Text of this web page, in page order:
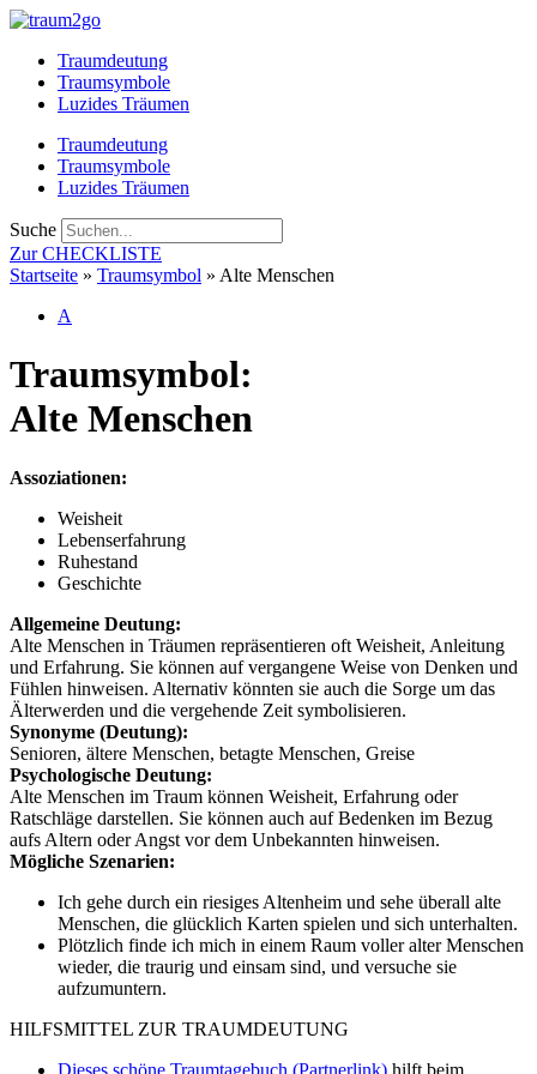
Zum
springenTraumdeutung
Traumsymbole
Luzides Träumen
Traumdeutung
Traumsymbole
Luzides Träumen
Suche
Zur CHECKLISTE
Startseite » Traumsymbol » Alte Menschen
A
Traumsymbol:
Alte Menschen
Assoziationen:
Weisheit
Lebenserfahrung
Ruhestand
Geschichte
Allgemeine Deutung:
Alte Menschen in Träumen repräsentieren oft Weisheit, Anleitung
und Erfahrung. Sie können auf vergangene Weise von Denken und
Fühlen hinweisen. Alternativ könnten sie auch die Sorge um das
Älterwerden und die vergehende Zeit symbolisieren.
Synonyme (Deutung):
Senioren, ältere Menschen, betagte Menschen, Greise
Psychologische Deutung:
Alte Menschen im Traum können Weisheit, Erfahrung oder
Ratschläge darstellen. Sie können auch auf Bedenken im Bezug
aufs Altern oder Angst vor dem Unbekannten hinweisen.
Mögliche Szenarien:
Ich gehe durch ein riesiges Altenheim und sehe überall alte
Menschen, die glücklich Karten spielen und sich unterhalten.
Plötzlich finde ich mich in einem Raum voller alter Menschen
wieder, die traurig und einsam sind, und versuche sie
aufzumuntern.
HILFSMITTEL ZUR TRAUMDEUTUNG
Dieses schöne Traumtagebuch (Partnerlink) hilft beim